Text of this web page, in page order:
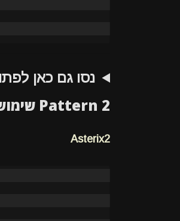
נסו גם כאן
Pattern 2 שימוש בשתי לולאות פנימיות
Asterix2